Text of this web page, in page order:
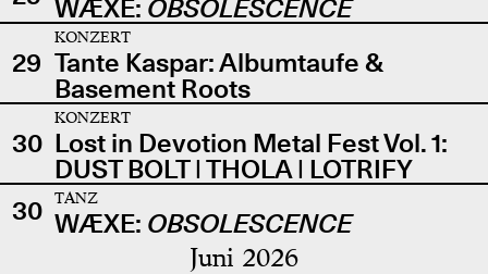
WÆXE: OBSOLESCENCE
29
KONZERT
Tante Kaspar: Albumtaufe &
Basement Roots
30
KONZERT
Lost in Devotion Metal Fest Vol. 1:
DUST BOLT | THOLA | LOTRIFY
30
TANZ
WÆXE: OBSOLESCENCE
Juni 2026